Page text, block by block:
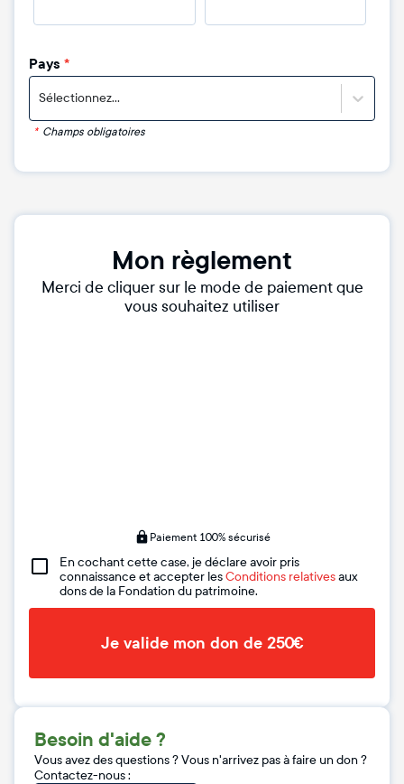
Pays *
Sélectionnez...
* Champs obligatoires
Mon règlement
Merci de cliquer sur le mode de paiement que
vous souhaitez utiliser
Paiement 100% sécurisé
En cochant cette case, je déclare avoir pris
connaissance et accepter lesConditions relativesaux
dons de la Fondation du patrimoine.
Je valide mon don de 250€
Besoin d'aide ?
Vous avez des questions ? Vous n'arrivez pas à faire un don ?
Contactez-nous :